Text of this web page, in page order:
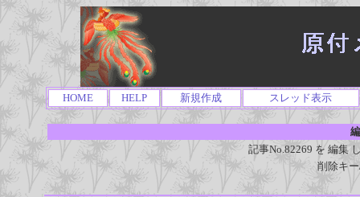
HOME HELP 新規作成 スレッド表示
記事No.82269 を 編集
削除キ